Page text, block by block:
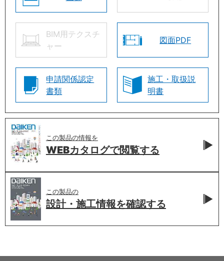
BIM用テクスチ
ャー
図面PDF
申請関係認定
書類
施工・取扱説
明書
この製品の情報を
WEBカタログで閲覧する
この製品の
設計・施工情報を確認する